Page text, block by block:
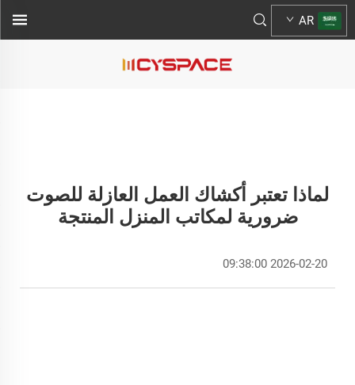
AR
لماذا تعتبر أكشاك العمل العازلة للصوت
ضرورية لمكاتب المنزل المنتجة
2026-02-20 09:38:00